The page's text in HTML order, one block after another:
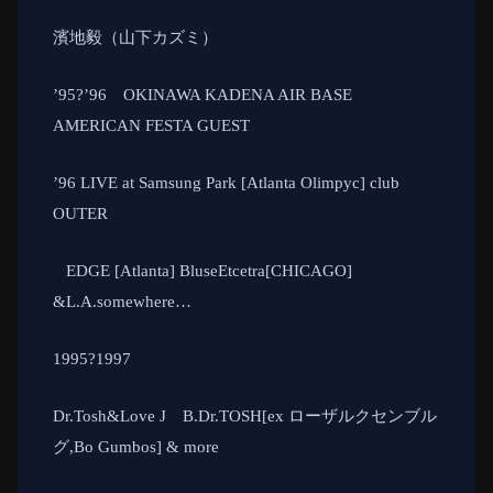
濱地毅（山下カズミ）
’95?’96
OKINAWA KADENA AIR BASE
AMERICAN FESTA GUEST
’96 LIVE at Samsung Park [Atlanta Olimpyc] club
OUTER
EDGE [Atlanta] BluseEtcetra[CHICAGO]
&L.A.somewhere…
1995?1997
Dr.Tosh&Love J B.Dr.TOSH[ex ローザルクセンブル
グ,Bo Gumbos] & more